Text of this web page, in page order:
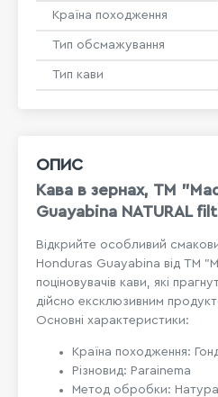
ОПИС
Кава в зернах, ТМ
Guayabina NATURAL
Відкрийте особливий
Honduras Guayabina від ТМ
поціновувачів кави, які
дійсно ексклюзивним
Основні характеристики:
Країна походження:
Різновид: Parainema
Метод обробки:
Країна походження
Тип обсмажування
Тип кави